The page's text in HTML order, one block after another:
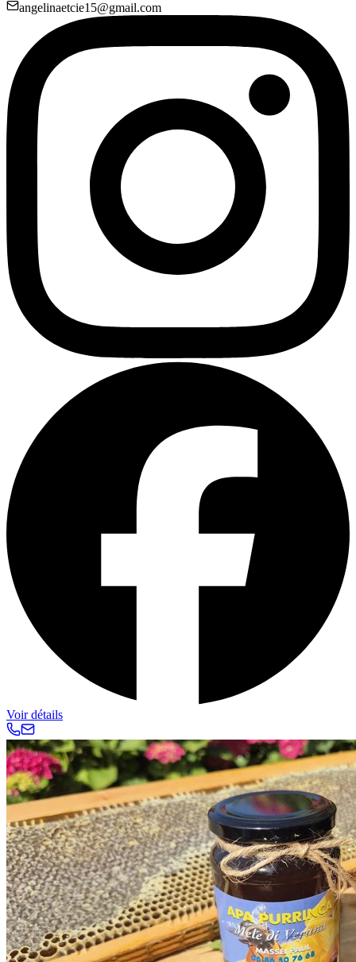
angelinaetcie15@gmail.com
Voir détails